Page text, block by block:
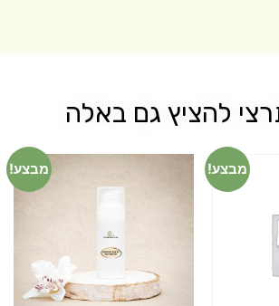
להציץ גם באלה
מבצע! מבצע!